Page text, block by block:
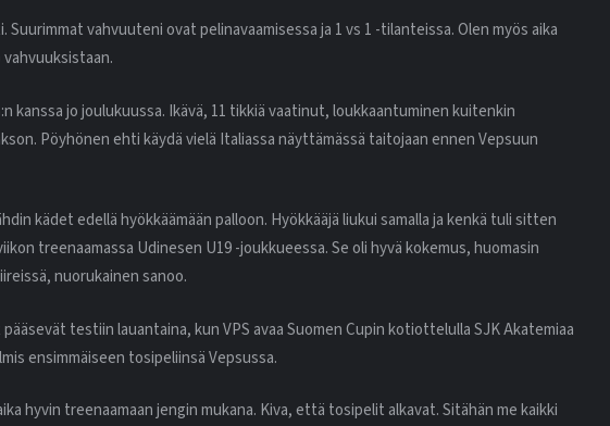
Suurimmat vahvuuteni ovat pelinavaamisessa ja 1 vs 1 -tilanteissa. Olen myös aika
kanssa jo joulukuussa. Ikävä, 11 tikkiä vaatinut, loukkaantuminen kuitenkin
Pöyhönen ehti käydä vielä Italiassa näyttämässä taitojaan ennen Vepsuun
kädet edellä hyökkäämään palloon. Hyökkääjä liukui samalla ja kenkä tuli sitten
treenaamassa Udinesen U19 -joukkueessa. Se oli hyvä kokemus, huomasin
nuorukainen sanoo.
testiin lauantaina, kun VPS avaa Suomen Cupin kotiottelulla SJK Akatemiaa
ensimmäiseen tosipeliinsä Vepsussa.
hyvin treenaamaan jengin mukana. Kiva, että tosipelit alkavat. Sitähän me kaikki